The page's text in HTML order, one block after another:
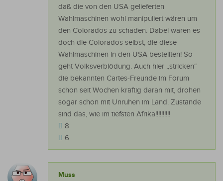
daß die von den USA gelieferten
Wahlmaschinen wohl manipuliert wären um
den Colorados zu schaden. Dabei waren es
doch die Colorados selbst, die diese
Wahlmaschinen in den USA bestellten! So
geht Volksverblödung. Auch hier „stricken“
die bekannten Cartes-Freunde im Forum
schon seit Wochen kräftig daran mit, drohen
sogar schon mit Unruhen im Land. Zustände
sind das, wie im tiefsten Afrika!!!!!!!!!!
8
6
Muss